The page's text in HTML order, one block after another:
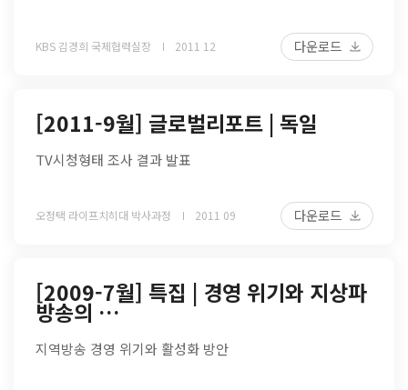
KBS 김경희 국제협력실장 2011 12 다운로드
[2011-9월] 글로벌리포트 | 독일
TV시청형태 조사 결과 발표
오정택 라이프치히대 박사과정 2011 09 다운로드
[2009-7월] 특집 | 경영 위기와 지상파
방송의 …
지역방송 경영 위기와 활성화 방안